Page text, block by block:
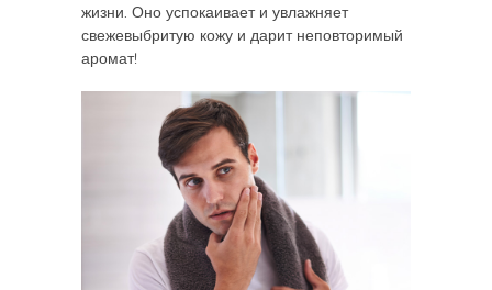
жизни. Оно успокаивает и увлажняет
свежевыбритую кожу и дарит неповторимый
аромат!